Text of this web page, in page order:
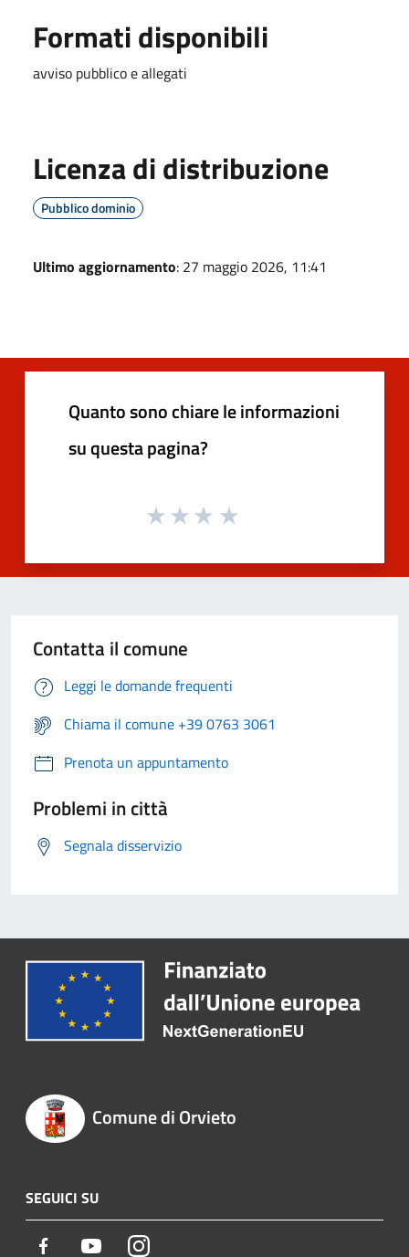
Formati disponibili
avviso pubblico e allegati
Licenza di distribuzione
Pubblico dominio
Ultimo aggiornamento: 27 maggio 2026, 11:41
Quanto sono chiare le informazioni
su questa pagina?
Contatta il comune
Leggi le domande frequenti
Chiama il comune +39 0763 3061
Prenota un appuntamento
Problemi in città
Segnala disservizio
Comune di Orvieto
SEGUICI SU
Facebook YoutubeInstagram